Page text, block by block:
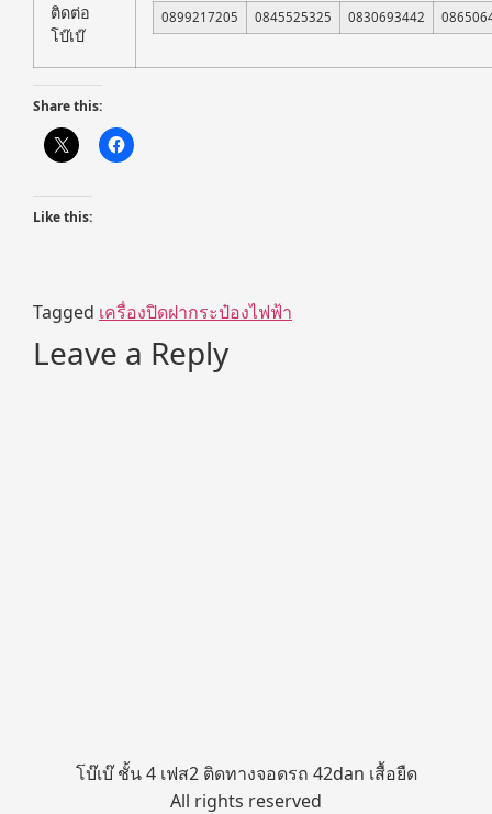
ติดต่อ
โบ๊เบ๊
0899217205 0845525325 0830693442
Share this:
Like this:
Tagged เครื่องปิดฝากระป๋องไฟฟ้า
Leave a Reply
โบ๊เบ๊ ชั้น 4 เฟส2 ติดทางจอดรถ 42dan เสื้อยืด
All rights reserved